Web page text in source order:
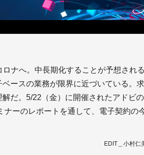
ナへ。中長期化することが予想され
ースの業務が限界に近づいている。
だ。5/22（金）に開催されたアドビ
ナーのレポートを通して、電子契約の
EDIT＿小村仁